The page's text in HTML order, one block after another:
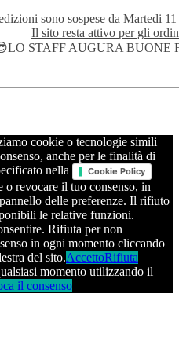
sono sospese da Martedi
Il sito resta attivo per gli
STAFF AUGURA BUONE
cookie o tecnologie simili
anche per le finalità di
nella
Cookie Policy
o revocare il tuo consenso, in
delle preferenze. Il rifiuto
le relative funzioni.
Rifiuta per non
in ogni momento cliccando
del sito.AccettoRifiuta
momento utilizzando il
il consenso